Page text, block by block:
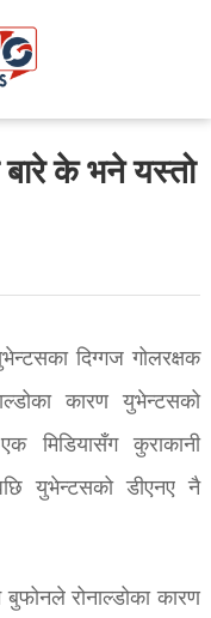
बारे के भने यस्तो
दिग्गज गोलरक्षक
कारण युभेन्टसको
मिडियासँग कुराकानी
युभेन्टसको डीएनए नै
रोनाल्डोका कारण